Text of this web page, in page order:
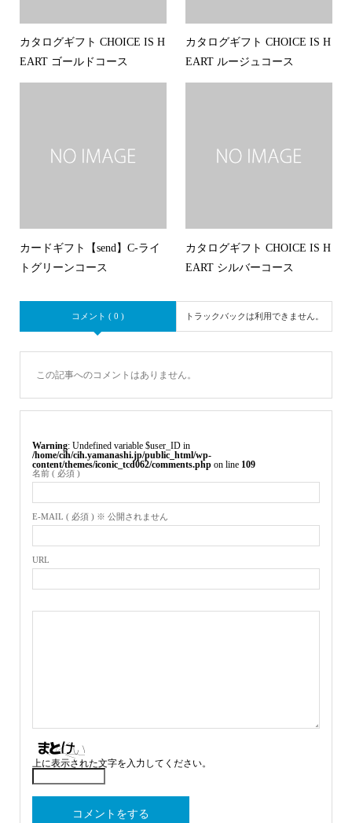
カタログギフト CHOICE IS H
EART ゴールドコース
カタログギフト CHOICE IS H
EART ルージュコース
カードギフト【send】C-ライ
トグリーンコース
カタログギフト CHOICE IS H
EART シルバーコース
コメント ( 0 ) トラックバックは利用できません。
この記事へのコメントはありません。
Warning : Undefined variable $user_ID in
/home/cih/cih.yamanashi.jp/public_html/wp-
content/themes/iconic_tcd062/comments.phpon line 109
名前 ( 必須 )
E-MAIL ( 必須 ) ※ 公開されません
URL
上に表示された文字を入力してください。